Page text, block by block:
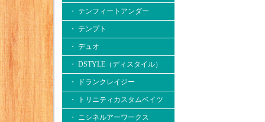
・ テンフィートアンダー
・ テンプト
・ デュオ
・ DSTYLE（ディスタイル）
・ ドランクレイジー
・ トリニティカスタムベイツ
・ ニシネルアーワークス